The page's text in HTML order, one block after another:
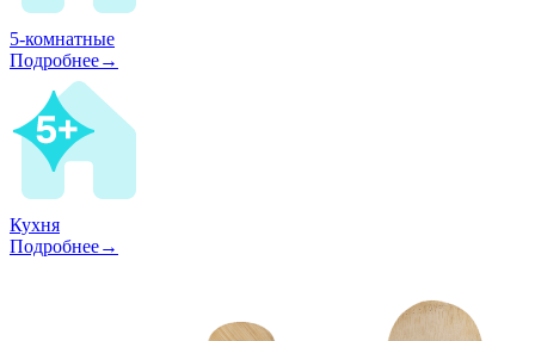
5-комнатные
Подробнее→
Кухня
Подробнее→